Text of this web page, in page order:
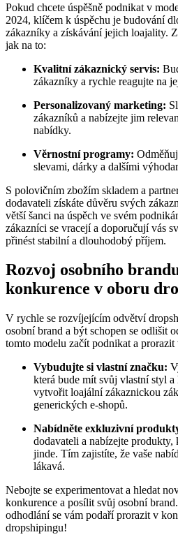
Pokud chcete úspěšně podnikat v
2024, klíčem k úspěchu je budování
zákazníky a získávání jejich loajality.
jak na to:
Kvalitní zákaznický servis:
zákazníky a rychle reagujte na
Personalizovaný marketing:
zákazníků a nabízejte jim
nabídky.
Věrnostní programy:
slevami, dárky a dalšími
S polovičním zbožím skladem a
dodavateli získáte důvěru svých
větší šanci na úspěch ve svém
zákazníci se vracejí a doporučují vás
přinést stabilní a dlouhodobý příjem.
Rozvoj osobního
konkurence v oboru
V rychle se rozvíjejícím odvětví
osobní brand a být schopen se odlišit
tomto modelu začít podnikat a
Vybudujte si vlastní značku:
která bude mít svůj vlastní styl
vytvořit loajální zákaznickou
generických e-shopů.
Nabídněte exkluzivní
dodavateli a nabízejte produkty,
jinde. Tím zajistíte, že vaše
lákavá.
Nebojte se experimentovat a hledat
konkurence a posílit svůj osobní
odhodlání se vám podaří prorazit v
dropshipingu!